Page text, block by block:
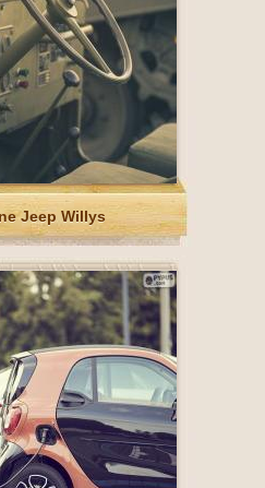
Jeep Willys